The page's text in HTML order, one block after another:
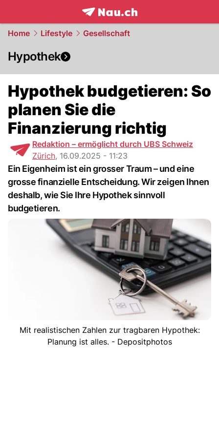
frontpage.NAU.ch
Home Lifestyle Gesellschaft
Hypothek
Hypothek budgetieren: So
planen Sie die
Finanzierung richtig
Redaktion – ermöglicht durch UBS Schweiz
Zürich, 16.09.2025 - 11:23
Ein Eigenheim ist ein grosser Traum – und eine
grosse finanzielle Entscheidung. Wir zeigen Ihnen
deshalb, wie Sie Ihre Hypothek sinnvoll
budgetieren.
Mit realistischen Zahlen zur tragbaren Hypothek:
Planung ist alles. - Depositphotos